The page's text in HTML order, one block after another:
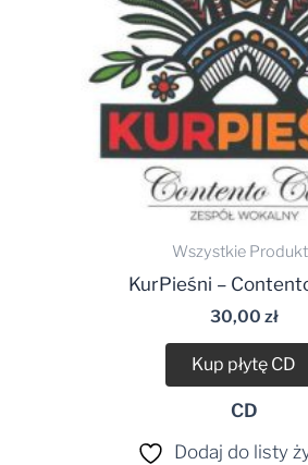
Wszystkie
KurPieśni –
30,00 zł
Kup płytę CD
CD
Dodaj do listy